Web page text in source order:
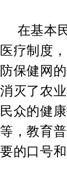
在基本
医疗制度
防保健网
消灭了农
民众的健
等，教育
要的口号和